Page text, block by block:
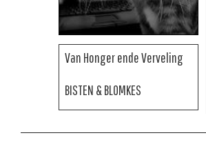
Van Honger ende Verveling
BISTEN & BLOMKES